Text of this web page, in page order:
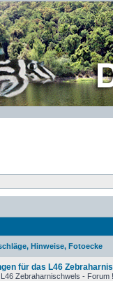
Hinweise, Fotoecke
für das L46
Zebraharnischwels - Forum !